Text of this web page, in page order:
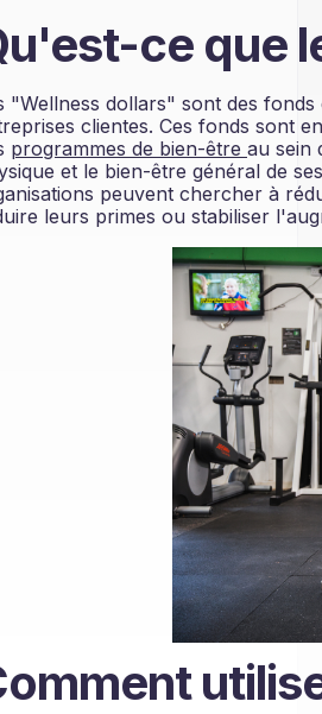
ce que
"Wellness dollars" sont des
clientes. Ces fonds sont
programmes de bien-être au sein
et le bien-être général de
peuvent chercher à
leurs primes ou stabiliser